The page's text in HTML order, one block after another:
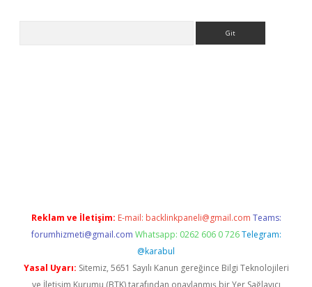
Reklam ve İletişim: E-mail: backlinkpaneli@gmail.com Teams:
forumhizmeti@gmail.com Whatsapp: 0262 606 0 726 Telegram:
@karabul
Yasal Uyarı: Sitemiz, 5651 Sayılı Kanun gereğince Bilgi Teknolojileri
ve İletişim Kurumu (BTK) tarafından onaylanmış bir Yer Sağlayıcı